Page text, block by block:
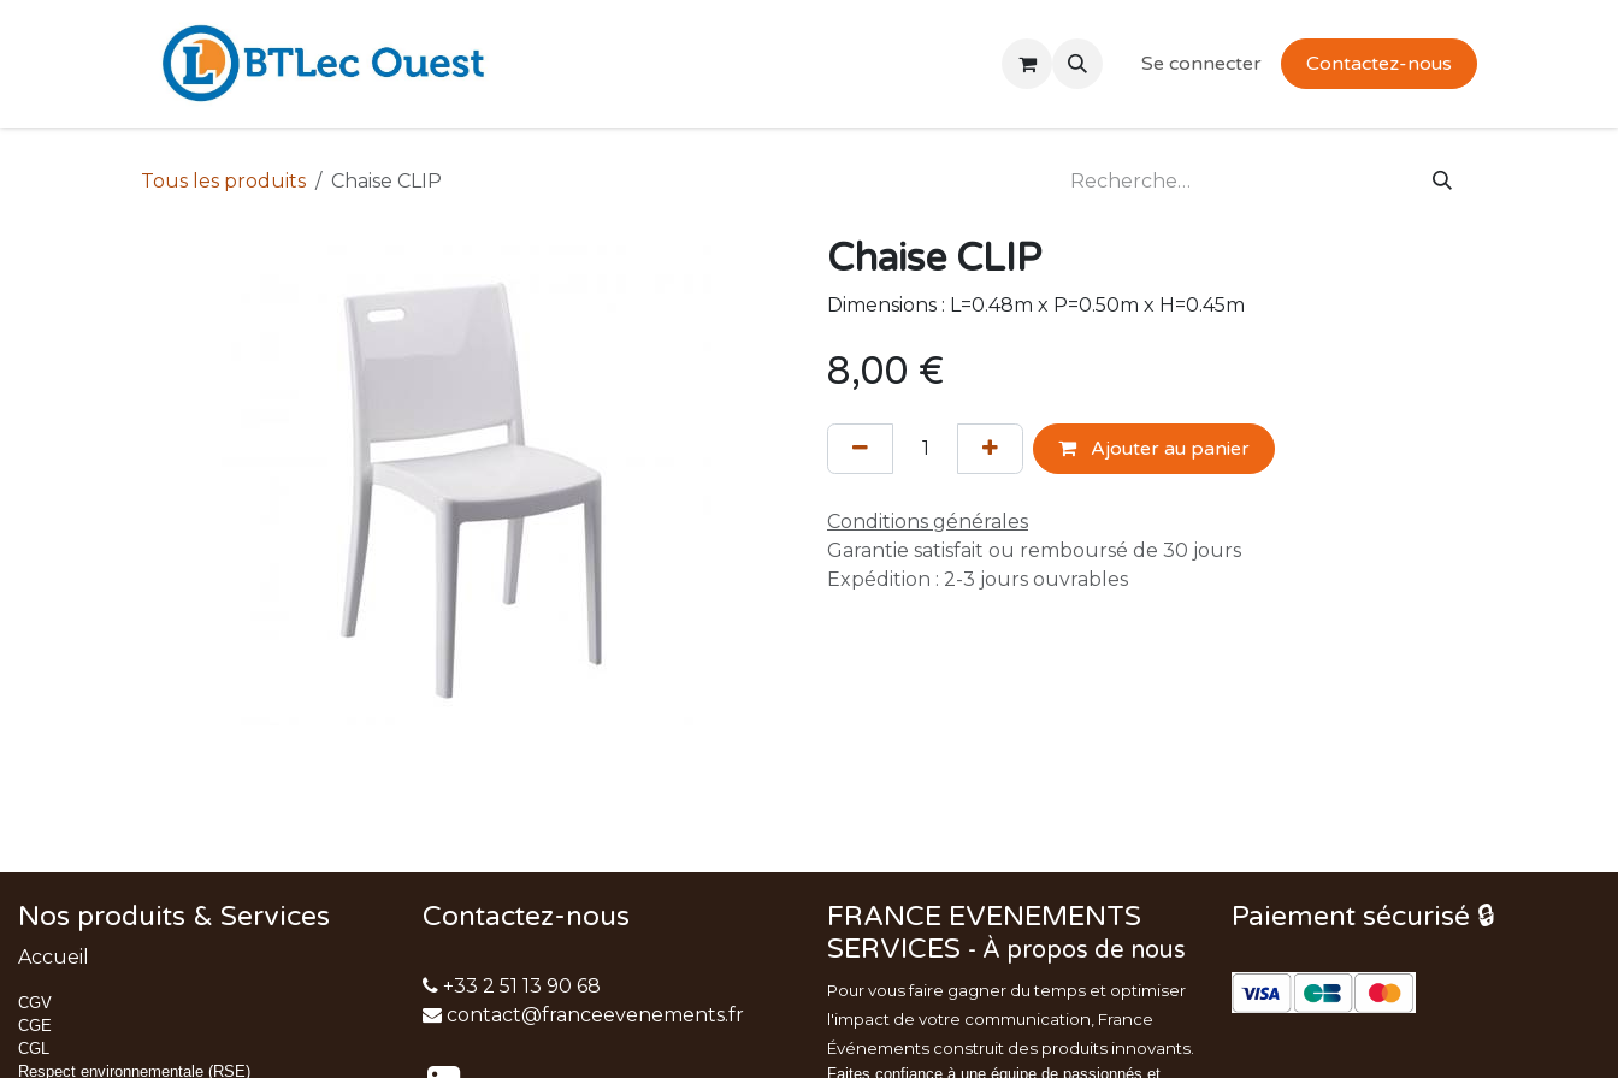
Se connecter Contactez-nous
Tous les produits Chaise CLIP
Chaise CLIP
Dimensions : L=0.48m x P=0.50m x H=0.45m
8,00 €
Ajouter au panier
Conditions générales
Garantie satisfait ou remboursé de 30 jours
Expédition : 2-3 jours ouvrables
Nos produits & Services
Accueil
CGV
CGE
CGL
Respect environnementale (RSE)
Contactez-nous
+33 2 51 13 90 68
contact@franceevenements.fr
FRANCE EVENEMENTS
SERVICES - À propos de nous
Pour vous faire gagner du temps et optimiser
l'impact de votre communication, France
Événements construit des produits innovants.
Faites confiance à une équipe de passionnés et
Paiement sécurisé 🔒